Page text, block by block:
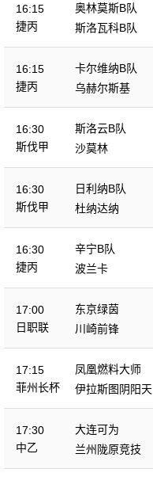
16:15
捷丙
奥林莫斯B队
斯洛瓦科B队
16:15
捷丙
卡尔维纳B队
乌赫尔斯基
16:30
斯伐甲
斯洛云B队
沙莫林
16:30
斯伐甲
日利纳B队
杜纳达纳
16:30
捷丙
辛宁B队
波兰卡
17:00
日职联
东京绿茵
川崎前锋
17:15
菲州长杯
凤凰燃料大师
伊拉斯图阴阳天
17:30
中乙
大连可为
兰州陇原竞技